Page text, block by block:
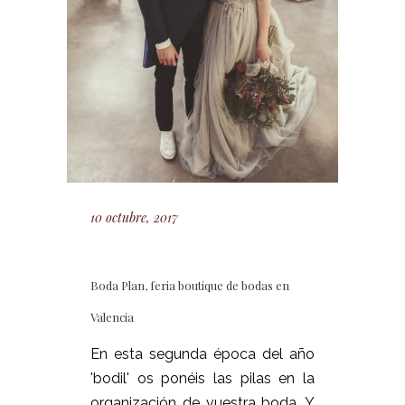
10 octubre, 2017
Boda Plan, feria boutique de bodas en
Valencia
En esta segunda época del año
'bodil' os ponéis las pilas en la